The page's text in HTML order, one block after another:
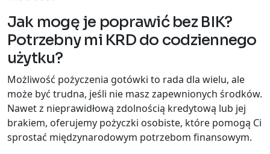
Jak mogę je poprawić bez BIK?
Potrzebny mi KRD do codziennego
użytku?
Możliwość pożyczenia gotówki to rada dla wielu, ale
może być trudna, jeśli nie masz zapewnionych środków.
Nawet z nieprawidłową zdolnością kredytową lub jej
brakiem, oferujemy pożyczki osobiste, które pomogą Ci
sprostać międzynarodowym potrzebom finansowym.